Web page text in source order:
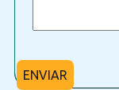
ENVIAR